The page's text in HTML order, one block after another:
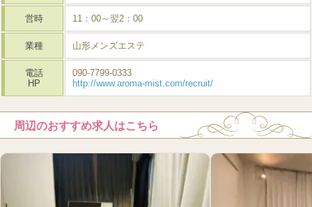
営時 11：00～翌2：00
業種 山形メンズエステ
電話
HP
090-7799-0333
http://www.aroma-mist.com/recruit/
周辺のおすすめ求人はこちら